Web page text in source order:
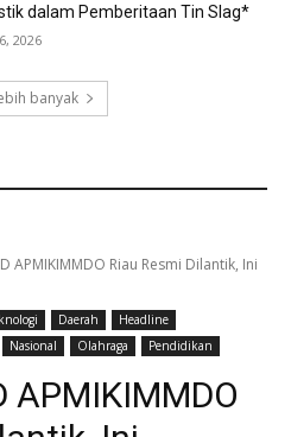
dalam Pemberitaan Tin Slag*
2026
banyak